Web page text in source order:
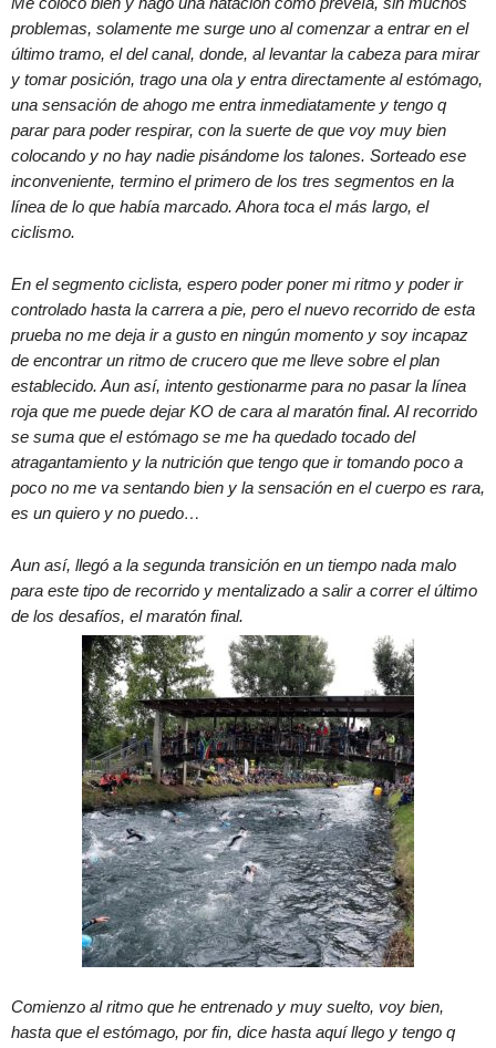
problemas, solamente me surge uno al comenzar a entrar en el
último tramo, el del canal, donde, al levantar la cabeza para mirar
y tomar posición, trago una ola y entra directamente al estómago,
una sensación de ahogo me entra inmediatamente y tengo q
parar para poder respirar, con la suerte de que voy muy bien
colocando y no hay nadie pisándome los talones. Sorteado ese
inconveniente, termino el primero de los tres segmentos en la
línea de lo que había marcado. Ahora toca el más largo, el
ciclismo.
En el segmento ciclista, espero poder poner mi ritmo y poder ir
controlado hasta la carrera a pie, pero el nuevo recorrido de esta
prueba no me deja ir a gusto en ningún momento y soy incapaz
de encontrar un ritmo de crucero que me lleve sobre el plan
establecido. Aun así, intento gestionarme para no pasar la línea
roja que me puede dejar KO de cara al maratón final. Al recorrido
se suma que el estómago se me ha quedado tocado del
atragantamiento y la nutrición que tengo que ir tomando poco a
poco no me va sentando bien y la sensación en el cuerpo es rara,
es un quiero y no puedo…
Aun así, llegó a la segunda transición en un tiempo nada malo
para este tipo de recorrido y mentalizado a salir a correr el último
de los desafíos, el maratón final.
Comienzo al ritmo que he entrenado y muy suelto, voy bien,
hasta que el estómago, por fin, dice hasta aquí llego y tengo q